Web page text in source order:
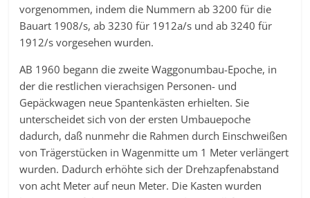
vorgenommen, indem die Nummern ab 3200 für die
Bauart 1908/s, ab 3230 für 1912a/s und ab 3240 für
1912/s vorgesehen wurden.
AB 1960 begann die zweite Waggonumbau-Epoche, in
der die restlichen vierachsigen Personen- und
Gepäckwagen neue Spantenkästen erhielten. Sie
unterscheidet sich von der ersten Umbauepoche
dadurch, daß nunmehr die Rahmen durch Einschweißen
von Trägerstücken in Wagenmitte um 1 Meter verlängert
wurden. Dadurch erhöhte sich der Drehzapfenabstand
von acht Meter auf neun Meter. Die Kasten wurden